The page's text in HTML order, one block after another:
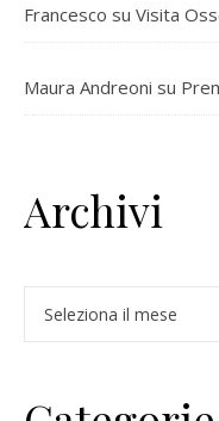
Francesco su Visita
Maura Andreoni su
Archivi
Archivi